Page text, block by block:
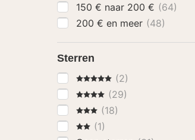
150 € naar 200 € (64)
200 € en meer (48)
Sterren
5 Sterren(2)
4 Sterren(29)
3 Sterren
(18)
2 Sterren
(1)